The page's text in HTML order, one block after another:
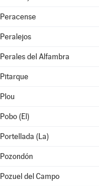
Peracense
Peralejos
Perales del Alfambra
Pitarque
Plou
Pobo (El)
Portellada (La)
Pozondón
Pozuel del Campo